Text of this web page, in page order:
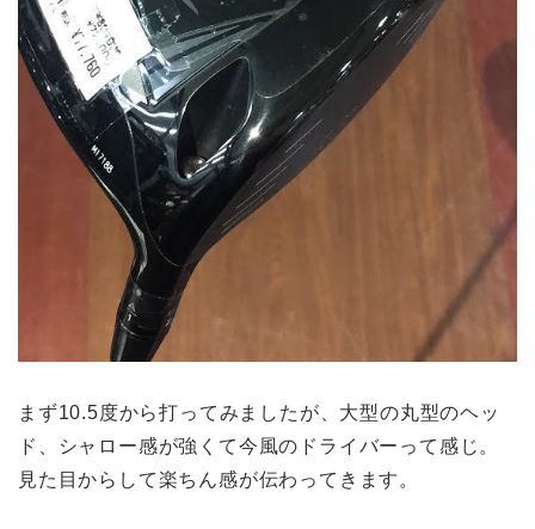
まず10.5度から打ってみましたが、大型の丸型のヘッ
ド、シャロー感が強くて今風のドライバーって感じ。
見た目からして楽ちん感が伝わってきます。